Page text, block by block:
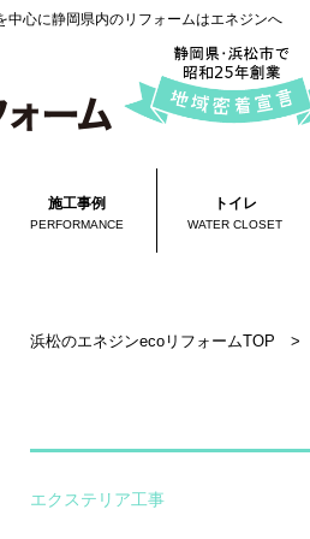
中心に静岡県内のリフォームはエネジンへ
施工事例
PERFORMANCE
トイレ
WATER CLOSET
浜松のエネジンecoリフォームTOP >
エクステリア工事